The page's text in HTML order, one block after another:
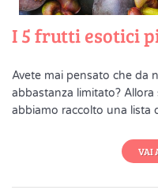
I 5 frutti esotici
Avete mai pensato che da
abbastanza limitato?
abbiamo raccolto una lista
VAI